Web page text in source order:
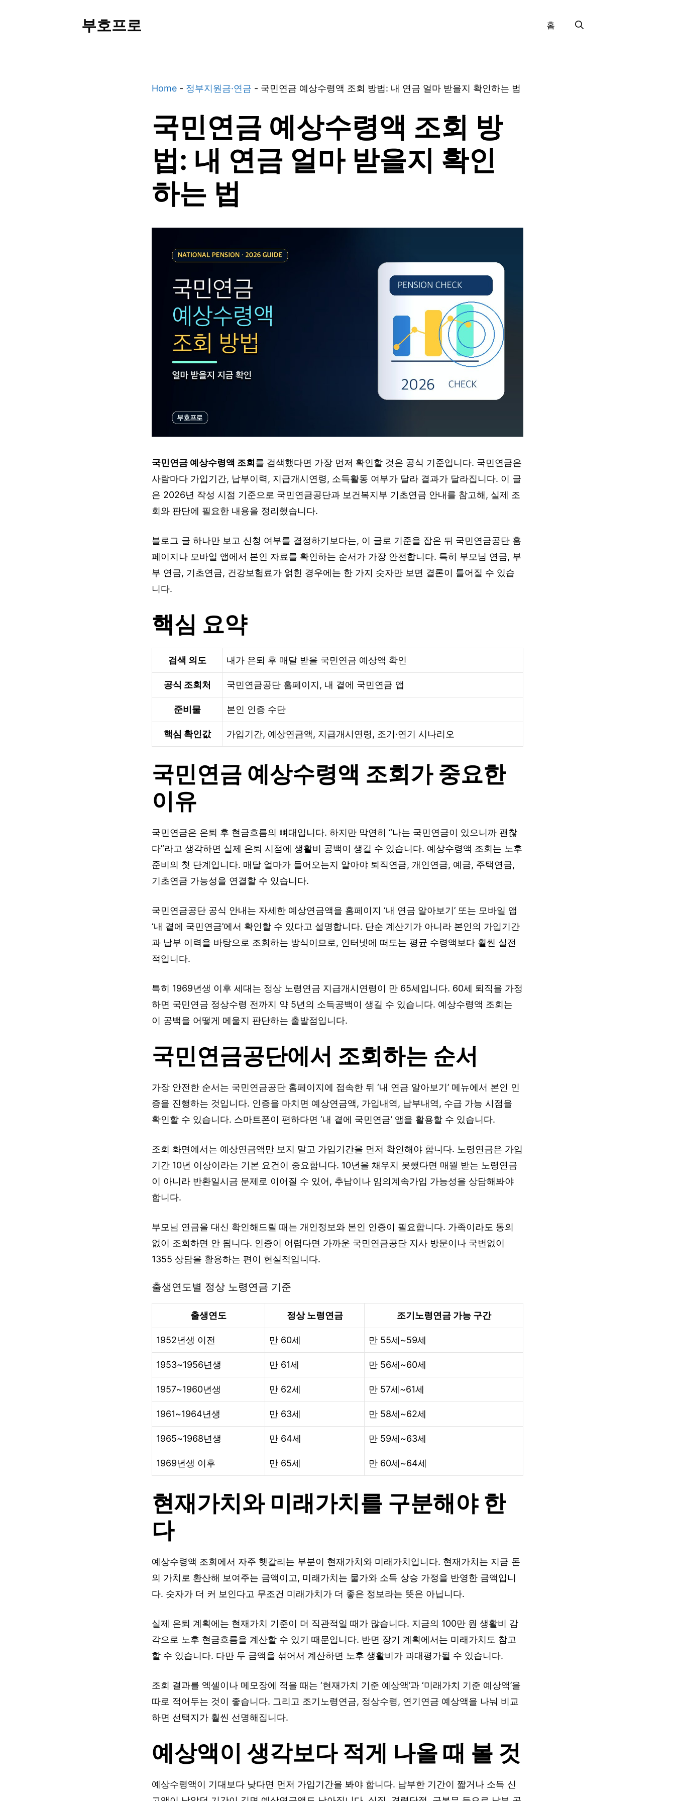
부호프로 홈
Home - 정부지원금·연금 - 국민연금 예상수령액 조회 방법: 내 연금 얼마 받을지 확인하는 법
국민연금 예상수령액 조회 방
법: 내 연금 얼마 받을지 확인
하는 법
국민연금 예상수령액 조회 를 검색했다면 가장 먼저 확인할 것은 공식 기준입니다. 국민연금은
사람마다 가입기간, 납부이력, 지급개시연령, 소득활동 여부가 달라 결과가 달라집니다. 이 글
은 2026년 작성 시점 기준으로 국민연금공단과 보건복지부 기초연금 안내를 참고해, 실제 조
회와 판단에 필요한 내용을 정리했습니다.
블로그 글 하나만 보고 신청 여부를 결정하기보다는, 이 글로 기준을 잡은 뒤 국민연금공단 홈
페이지나 모바일 앱에서 본인 자료를 확인하는 순서가 가장 안전합니다. 특히 부모님 연금, 부
부 연금, 기초연금, 건강보험료가 얽힌 경우에는 한 가지 숫자만 보면 결론이 틀어질 수 있습
니다.
핵심 요약
검색 의도 내가 은퇴 후 매달 받을 국민연금 예상액 확인
공식 조회처 국민연금공단 홈페이지, 내 곁에 국민연금 앱
준비물 본인 인증 수단
핵심 확인값 가입기간, 예상연금액, 지급개시연령, 조기·연기 시나리오
국민연금 예상수령액 조회가 중요한
이유
국민연금은 은퇴 후 현금흐름의 뼈대입니다. 하지만 막연히 “나는 국민연금이 있으니까 괜찮
다”라고 생각하면 실제 은퇴 시점에 생활비 공백이 생길 수 있습니다. 예상수령액 조회는 노후
준비의 첫 단계입니다. 매달 얼마가 들어오는지 알아야 퇴직연금, 개인연금, 예금, 주택연금,
기초연금 가능성을 연결할 수 있습니다.
국민연금공단 공식 안내는 자세한 예상연금액을 홈페이지 ‘내 연금 알아보기’ 또는 모바일 앱
‘내 곁에 국민연금’에서 확인할 수 있다고 설명합니다. 단순 계산기가 아니라 본인의 가입기간
과 납부 이력을 바탕으로 조회하는 방식이므로, 인터넷에 떠도는 평균 수령액보다 훨씬 실전
적입니다.
특히 1969년생 이후 세대는 정상 노령연금 지급개시연령이 만 65세입니다. 60세 퇴직을 가정
하면 국민연금 정상수령 전까지 약 5년의 소득공백이 생길 수 있습니다. 예상수령액 조회는
이 공백을 어떻게 메울지 판단하는 출발점입니다.
국민연금공단에서 조회하는 순서
가장 안전한 순서는 국민연금공단 홈페이지에 접속한 뒤 ‘내 연금 알아보기’ 메뉴에서 본인 인
증을 진행하는 것입니다. 인증을 마치면 예상연금액, 가입내역, 납부내역, 수급 가능 시점을
확인할 수 있습니다. 스마트폰이 편하다면 ‘내 곁에 국민연금’ 앱을 활용할 수 있습니다.
조회 화면에서는 예상연금액만 보지 말고 가입기간을 먼저 확인해야 합니다. 노령연금은 가입
기간 10년 이상이라는 기본 요건이 중요합니다. 10년을 채우지 못했다면 매월 받는 노령연금
이 아니라 반환일시금 문제로 이어질 수 있어, 추납이나 임의계속가입 가능성을 상담해봐야
합니다.
부모님 연금을 대신 확인해드릴 때는 개인정보와 본인 인증이 필요합니다. 가족이라도 동의
없이 조회하면 안 됩니다. 인증이 어렵다면 가까운 국민연금공단 지사 방문이나 국번없이
1355 상담을 활용하는 편이 현실적입니다.
출생연도별 정상 노령연금 기준
출생연도 정상 노령연금 조기노령연금 가능 구간
1952년생 이전 만 60세 만 55세~59세
1953~1956년생 만 61세 만 56세~60세
1957~1960년생 만 62세 만 57세~61세
1961~1964년생 만 63세 만 58세~62세
1965~1968년생 만 64세 만 59세~63세
1969년생 이후 만 65세 만 60세~64세
현재가치와 미래가치를 구분해야 한
다
예상수령액 조회에서 자주 헷갈리는 부분이 현재가치와 미래가치입니다. 현재가치는 지금 돈
의 가치로 환산해 보여주는 금액이고, 미래가치는 물가와 소득 상승 가정을 반영한 금액입니
다. 숫자가 더 커 보인다고 무조건 미래가치가 더 좋은 정보라는 뜻은 아닙니다.
실제 은퇴 계획에는 현재가치 기준이 더 직관적일 때가 많습니다. 지금의 100만 원 생활비 감
각으로 노후 현금흐름을 계산할 수 있기 때문입니다. 반면 장기 계획에서는 미래가치도 참고
할 수 있습니다. 다만 두 금액을 섞어서 계산하면 노후 생활비가 과대평가될 수 있습니다.
조회 결과를 엑셀이나 메모장에 적을 때는 ‘현재가치 기준 예상액’과 ‘미래가치 기준 예상액’을
따로 적어두는 것이 좋습니다. 그리고 조기노령연금, 정상수령, 연기연금 예상액을 나눠 비교
하면 선택지가 훨씬 선명해집니다.
예상액이 생각보다 적게 나올 때 볼 것
예상수령액이 기대보다 낮다면 먼저 가입기간을 봐야 합니다. 납부한 기간이 짧거나 소득 신